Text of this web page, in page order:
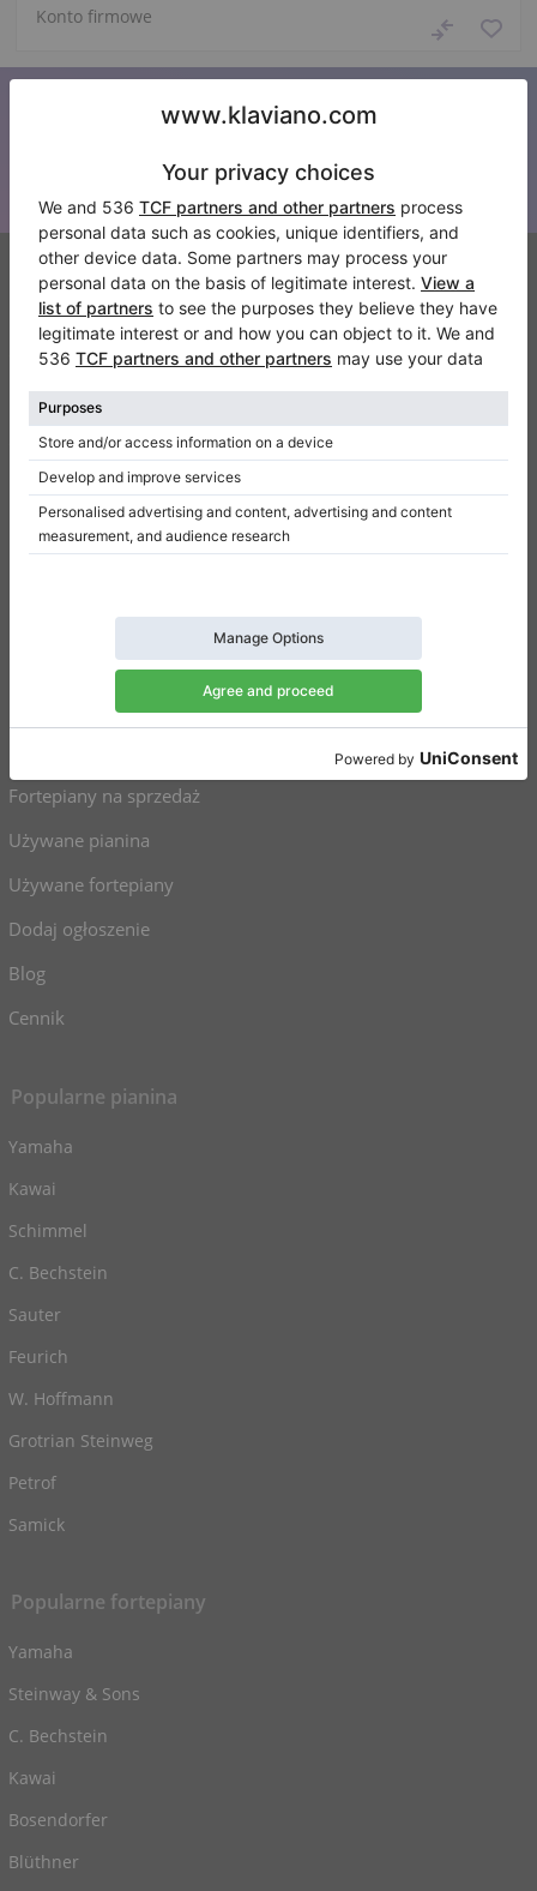
Konto firmowe
Zapisz się do naszego newslettera
Bądź na bieżąco z wszystkimi nowościami Klaviano
Klaviano
Częste pytania
Kontakt
O nas
Dodaj opinie
Regulamin
Ustawienia uzyskiwania zgody
Fortepiany na sprzedaż
Używane pianina
Używane fortepiany
Dodaj ogłoszenie
Blog
Cennik
Popularne pianina
Yamaha
Kawai
Schimmel
C. Bechstein
Sauter
Feurich
W. Hoffmann
Grotrian Steinweg
Petrof
Samick
Popularne fortepiany
Yamaha
Steinway & Sons
C. Bechstein
Kawai
Bosendorfer
Blüthner